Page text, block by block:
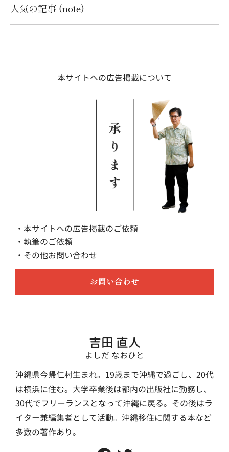
人気の記事 (note)
本サイトへの広告掲載について
・本サイトへの広告掲載のご依頼
・執筆のご依頼
・その他お問い合わせ
お問い合わせ
吉田 直人
よしだ なおひと
沖縄県今帰仁村生まれ。19歳まで沖縄で過ごし、20代
は横浜に住む。大学卒業後は都内の出版社に勤務し、
30代でフリーランスとなって沖縄に戻る。その後はラ
イター兼編集者として活動。沖縄移住に関する本など
多数の著作あり。